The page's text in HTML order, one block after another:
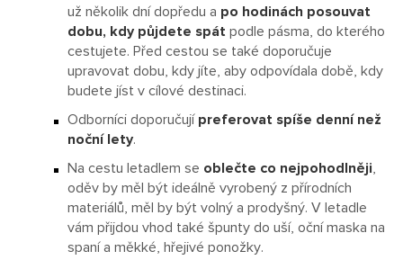
už několik dní dopředu a po hodinách posouvat
dobu, kdy půjdete spát podle pásma, do kterého
cestujete. Před cestou se také doporučuje
upravovat dobu, kdy jíte, aby odpovídala době, kdy
budete jíst v cílové destinaci.
Odborníci doporučují preferovat spíše denní než
noční lety.
Na cestu letadlem se oblečte co nejpohodlněji,
oděv by měl být ideálně vyrobený z přírodních
materiálů, měl by být volný a prodyšný. V letadle
vám přijdou vhod také špunty do uší, oční maska na
spaní a měkké, hřejivé ponožky.